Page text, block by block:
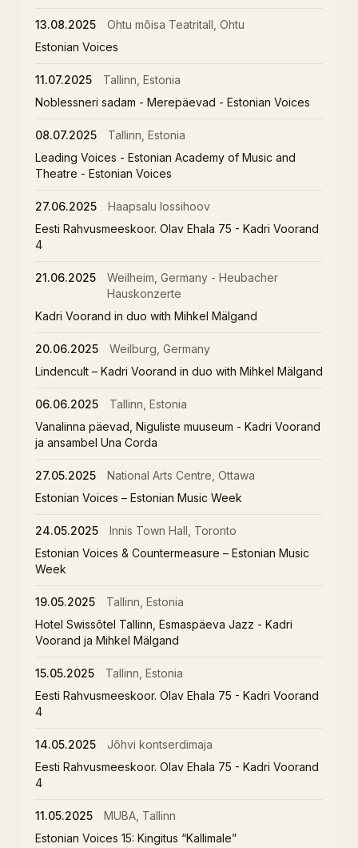
13.08.2025
Ohtu mõisa Teatritall, Ohtu
Estonian Voices
11.07.2025
Tallinn, Estonia
Noblessneri sadam - Merepäevad - Estonian Voices
08.07.2025
Tallinn, Estonia
Leading Voices - Estonian Academy of Music and
Theatre - Estonian Voices
27.06.2025
Haapsalu lossihoov
Eesti Rahvusmeeskoor. Olav Ehala 75 - Kadri Voorand
4
21.06.2025
Weilheim, Germany - Heubacher
Hauskonzerte
Kadri Voorand in duo with Mihkel Mälgand
20.06.2025
Weilburg, Germany
Lindencult – Kadri Voorand in duo with Mihkel Mälgand
06.06.2025
Tallinn, Estonia
Vanalinna päevad, Niguliste muuseum - Kadri Voorand
ja ansambel Una Corda
27.05.2025
National Arts Centre, Ottawa
Estonian Voices – Estonian Music Week
24.05.2025
Innis Town Hall, Toronto
Estonian Voices & Countermeasure – Estonian Music
Week
19.05.2025
Tallinn, Estonia
Hotel Swissôtel Tallinn, Esmaspäeva Jazz - Kadri
Voorand ja Mihkel Mälgand
15.05.2025
Tallinn, Estonia
Eesti Rahvusmeeskoor. Olav Ehala 75 - Kadri Voorand
4
14.05.2025
Jõhvi kontserdimaja
Eesti Rahvusmeeskoor. Olav Ehala 75 - Kadri Voorand
4
11.05.2025
MUBA, Tallinn
Estonian Voices 15: Kingitus “Kallimale”